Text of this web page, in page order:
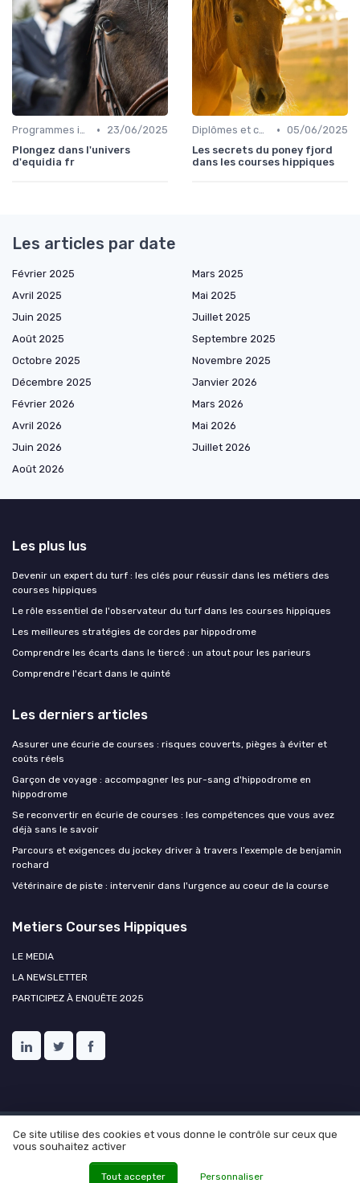
Programmes internationaux •
23/06/2025
Plongez dans l'univers
d'equidia fr
Diplômes et certifications • 05/06/2025
Les secrets du poney fjord
dans les courses hippiques
Les articles par date
Février 2025
Mars 2025
Avril 2025
Mai 2025
Juin 2025
Juillet 2025
Août 2025
Septembre 2025
Octobre 2025
Novembre 2025
Décembre 2025
Janvier 2026
Février 2026
Mars 2026
Avril 2026
Mai 2026
Juin 2026
Juillet 2026
Août 2026
Les plus lus
Devenir un expert du turf : les clés pour réussir dans les métiers des
courses hippiques
Le rôle essentiel de l'observateur du turf dans les courses hippiques
Les meilleures stratégies de cordes par hippodrome
Comprendre les écarts dans le tiercé : un atout pour les parieurs
Comprendre l'écart dans le quinté
Les derniers articles
Assurer une écurie de courses : risques couverts, pièges à éviter et
coûts réels
Garçon de voyage : accompagner les pur-sang d'hippodrome en
hippodrome
Se reconvertir en écurie de courses : les compétences que vous avez
déjà sans le savoir
Parcours et exigences du jockey driver à travers l’exemple de benjamin
rochard
Vétérinaire de piste : intervenir dans l'urgence au coeur de la course
Metiers Courses Hippiques
LE MEDIA
LA NEWSLETTER
PARTICIPEZ À ENQUÊTE 2025
Mentions légales Politique de confidentialité
Ressources
humaines et courses hippiques
© Metiers Courses Hippiques 2026
Ce site utilise des cookies et vous donne le contrôle sur ceux que
vous souhaitez activer
Tout accepter Personnaliser